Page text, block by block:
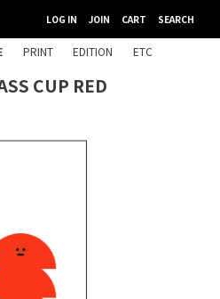
LOG IN JOIN CART SEARCH
PRINT EDITION ETC
CUP RED